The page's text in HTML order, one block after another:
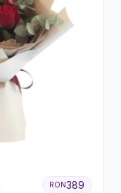
RON389